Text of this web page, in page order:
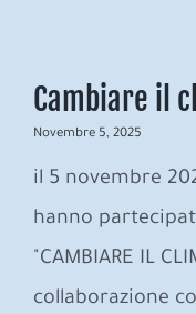
Cambiare il
Novembre 5, 2025
il 5 novembre
hanno
"CAMBIARE IL
collaborazione